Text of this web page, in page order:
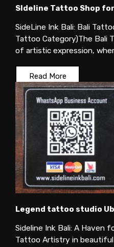
SIdeline Tattoo Shop
SideLine Ink Bali: Bali
Tattoo Category)The Bali
of artistic expression,
Read More
Legend tattoo studio
Sideline Ink Bali: A Haven
Tattoo Artistry in beautiful